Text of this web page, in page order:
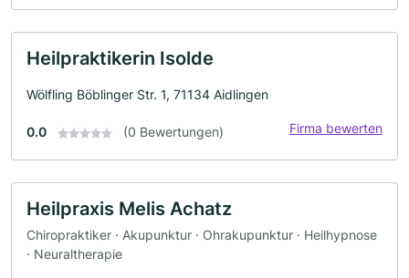
Heilpraktikerin Isolde
Wölfling Böblinger Str. 1, 71134 Aidlingen
0.0 (0 Bewertungen) Firma bewerten
Heilpraxis Melis Achatz
Chiropraktiker · Akupunktur · Ohrakupunktur · Heilhypnose
· Neuraltherapie